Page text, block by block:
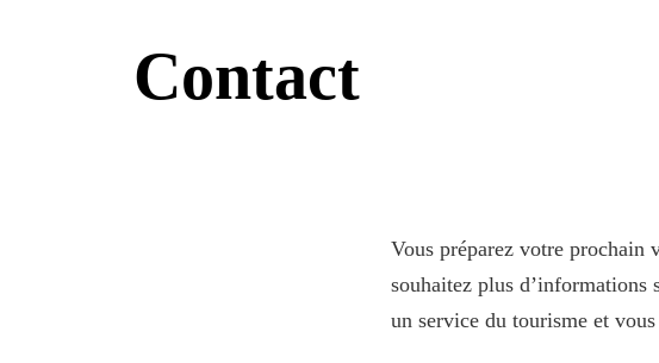
Contact
Vous préparez votre prochain
souhaitez plus d’informations
un service du tourisme et